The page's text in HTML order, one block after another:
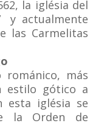
la iglésia del
y actualmente
las Carmelitas
más
estilo gótico a
esta iglésia se
la Orden de